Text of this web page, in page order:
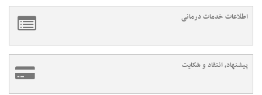
اطلاعات خدمات درمانی
پیشنهاد، انتقاد و شکایت